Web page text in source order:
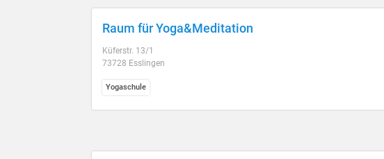
Raum für Yoga&Meditation
Küferstr. 13/1
73728 Esslingen
Yogaschule